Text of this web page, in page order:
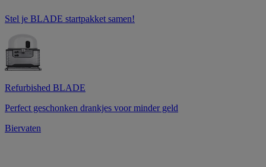
Stel je BLADE startpakket samen!
Refurbished BLADE
Perfect geschonken drankjes voor minder geld
Biervaten